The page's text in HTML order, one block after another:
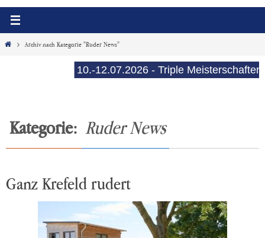
Start Archiv nach Kategorie "Ruder News"
10.-12.07.2026 - Triple Meisterschaften (E-
Kategorie: Ruder News
Ganz Krefeld rudert